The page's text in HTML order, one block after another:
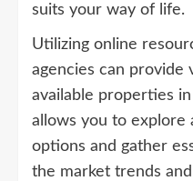
suits your way of life.
Utilizing online
agencies can provide
available properties
allows you to explore
options and gather
the market trends